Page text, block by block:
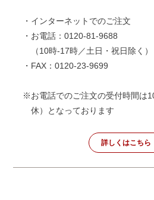
・インターネットでのご注文
・お電話：0120-81-9688
（10時-17時／土日・祝日除く）
・FAX：0120-23-9699
※お電話でのご注文の受付時間は
休）となっております
詳しくはこちら